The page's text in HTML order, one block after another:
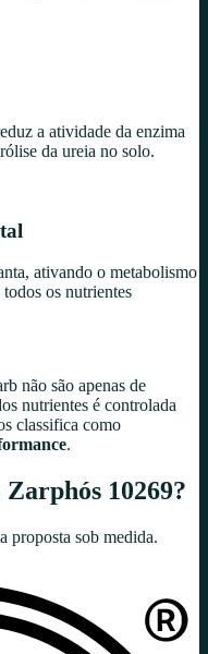
a atividade da enzima
da ureia no solo.
ativando o metabolismo
os nutrientes
não são apenas de
nutrientes é controlada
classifica como
.
Zarphós 10269?
proposta sob medida.